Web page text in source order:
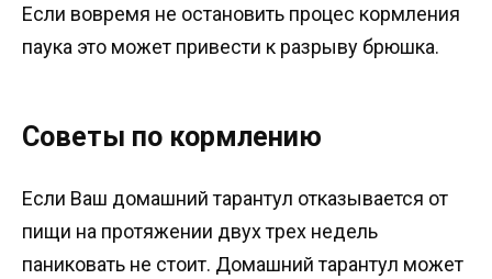
Если вовремя не остановить процес кормления
паука это может привести к разрыву брюшка.
Советы по кормлению
Если Ваш домашний тарантул отказывается от
пищи на протяжении двух трех недель
паниковать не стоит. Домашний тарантул может